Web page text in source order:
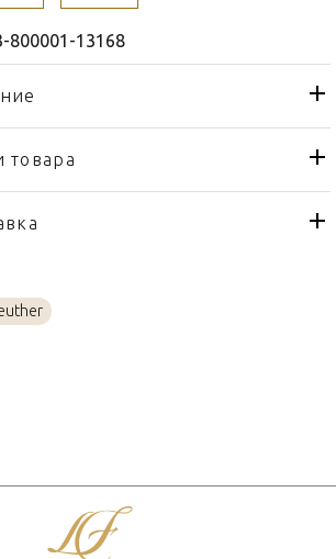
800001-13168
товара
Салатник
Фарфор